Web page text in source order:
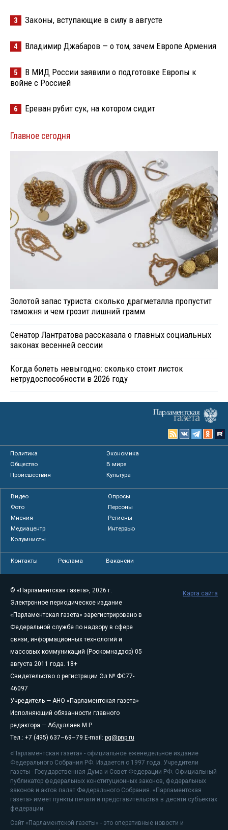
3 Законы, вступающие в силу в августе
4 Владимир Джабаров — о том, зачем Европе Армения
5
В МИД России заявили о подготовке Европы к
войне с Россией
6 Ереван рубит сук, на котором сидит
Главное сегодня
Золотой запас туриста: сколько драгметалла пропустит
таможня и чем грозит лишний грамм
Сенатор Лантратова рассказала о главных социальных
законах весенней сессии
Когда болеть невыгодно: сколько стоит листок
нетрудоспособности в 2026 году
Политика
Экономика
Общество
В мире
Происшествия
Культура
Видео
Опросы
Фото
Персоны
Мнения
Регионы
Медиацентр
Интервью
Колумнисты
Контакты Реклама Вакансии
© «Парламентская газета», 2026 г.
Электронное периодическое издание
«Парламентская газета» зарегистрировано в
Федеральной службе по надзору в сфере
связи, информационных технологий и
массовых коммуникаций (Роскомнадзор) 05
августа 2011 года. 18+
Свидетельство о регистрации Эл № ФС77-
46097
Учредитель — АНО «Парламентская газета»
Исполняющий обязанности главного
редактора — Абдуллаев М.Р.
Тел.: +7 (495) 637–69–79 E-mail: pg@pnp.ru
«Парламентская газета» - официальное еженедельное издание
Федерального Собрания РФ. Издается с 1997 года. Учредители
газеты - Государственная Дума и Совет Федерации РФ. Официальный
публикатор федеральных конституционных законов, федеральных
законов и актов палат Федерального Собрания. «Парламентская
газета» имеет пункты печати и представительства в десяти субъектах
федерации.
Сайт «Парламентской газеты» - это оперативные новости и
Карта сайта